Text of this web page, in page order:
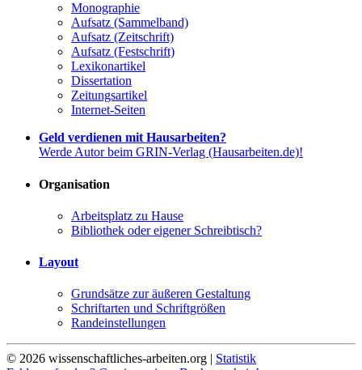
Monographie
Aufsatz (Sammelband)
Aufsatz (Zeitschrift)
Aufsatz (Festschrift)
Lexikonartikel
Dissertation
Zeitungsartikel
Internet-Seiten
Geld verdienen mit Hausarbeiten?
Werde Autor beim GRIN-Verlag (Hausarbeiten.de)!
Organisation
Arbeitsplatz zu Hause
Bibliothek oder eigener Schreibtisch?
Layout
Grundsätze zur äußeren Gestaltung
Schriftarten und Schriftgrößen
Randeinstellungen
© 2026 wissenschaftliches-arbeiten.org | Statistik